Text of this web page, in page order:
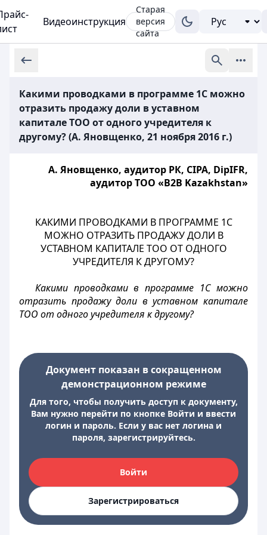
Видеоинструкция
Старая
версия
сайта
Какими проводками в программе 1С можно
отразить продажу доли в уставном
капитале ТОО от одного учредителя к
другому? (А. Яновщенко, 21 ноября 2016 г.)
А. Яновщенко, аудитор РК, CIPA, DipIFR,
аудитор ТОО «B2B Kazakhstan»
КАКИМИ ПРОВОДКАМИ В ПРОГРАММЕ 1С
МОЖНО ОТРАЗИТЬ ПРОДАЖУ ДОЛИ В
УСТАВНОМ КАПИТАЛЕ ТОО ОТ ОДНОГО
УЧРЕДИТЕЛЯ К ДРУГОМУ?
Какими проводками в программе 1С можно
отразить продажу доли в уставном капитале
ТОО от одного учредителя к другому?
Документ показан в сокращенном
демонстрационном режиме
Для того, чтобы получить доступ к документу,
Вам нужно перейти по кнопке Войти и ввести
логин и пароль. Если у вас нет логина и
пароля, зарегистрируйтесь.
Войти
Зарегистрироваться